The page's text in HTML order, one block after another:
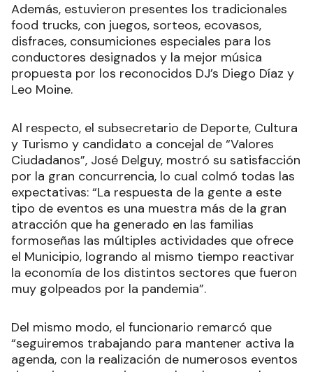
Además, estuvieron presentes los tradicionales
food trucks, con juegos, sorteos, ecovasos,
disfraces, consumiciones especiales para los
conductores designados y la mejor música
propuesta por los reconocidos DJ’s Diego Díaz y
Leo Moine.
Al respecto, el subsecretario de Deporte, Cultura
y Turismo y candidato a concejal de “Valores
Ciudadanos”, José Delguy, mostró su satisfacción
por la gran concurrencia, lo cual colmó todas las
expectativas: “La respuesta de la gente a este
tipo de eventos es una muestra más de la gran
atracción que ha generado en las familias
formoseñas las múltiples actividades que ofrece
el Municipio, logrando al mismo tiempo reactivar
la economía de los distintos sectores que fueron
muy golpeados por la pandemia”.
Del mismo modo, el funcionario remarcó que
“seguiremos trabajando para mantener activa la
agenda, con la realización de numerosos eventos